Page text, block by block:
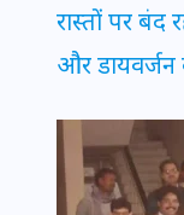
रास्तों पर बंद
और डायवर्जन